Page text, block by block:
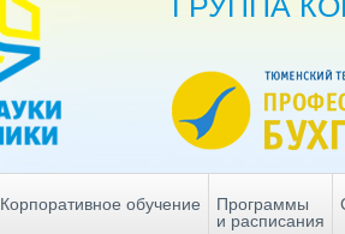
Корпоративное обучение
Программы
и расписания